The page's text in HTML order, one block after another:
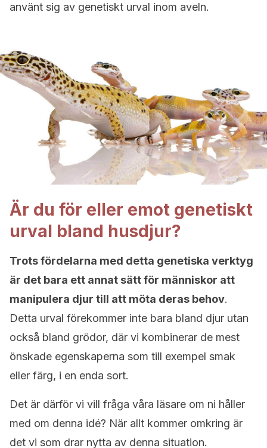
använt sig av genetiskt urval inom aveln.
Är du för eller emot genetiskt
urval bland husdjur?
Trots fördelarna med detta genetiska verktyg
är det bara ett annat sätt för människor att
manipulera djur till att möta deras behov.
Detta urval förekommer inte bara bland djur utan
också bland grödor, där vi kombinerar de mest
önskade egenskaperna som till exempel smak
eller färg, i en enda sort.
Det är därför vi vill fråga våra läsare om ni håller
med om denna idé? När allt kommer omkring är
det vi som drar nytta av denna situation.